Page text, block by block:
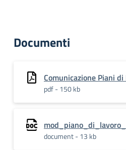
Documenti
Comunicazione Piani
pdf - 150 kb
document - 13 kb